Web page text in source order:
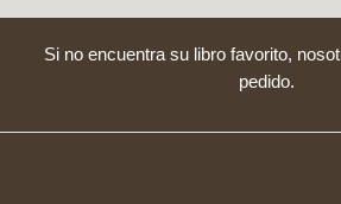
Si no encuentra su libro favorito,
pedido.